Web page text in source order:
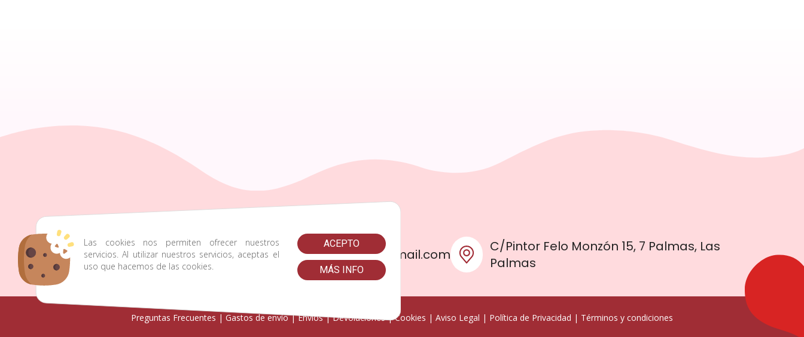
Las cookies nos permiten ofrecer nuestros
servicios. Al utilizar nuestros servicios, aceptas el
uso que hacemos de las cookies.
ACEPTO
MÁS INFO
928424875-
611631514
complicescanarias@gmail.com
C/Pintor Felo Monzón 15, 7 Palmas, Las
Palmas
Preguntas Frecuentes | Gastos de envío|Envíos|Devoluciones|Cookies | Aviso Legal | Política de Privacidad | Términos y condiciones